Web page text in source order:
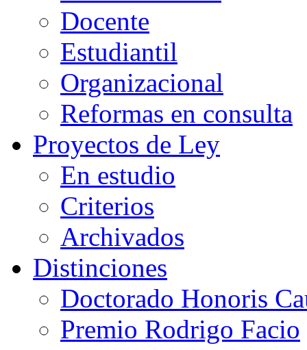
Docente
Estudiantil
Organizacional
Reformas en consulta
Proyectos de Ley
En estudio
Criterios
Archivados
Distinciones
Doctorado Honoris
Premio Rodrigo Facio